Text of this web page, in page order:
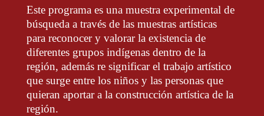
Este programa es una muestra experimental de
búsqueda a través de las muestras artísticas
para reconocer y valorar la existencia de
diferentes grupos indígenas dentro de la
región, además re significar el trabajo artístico
que surge entre los niños y las personas que
quieran aportar a la construcción artística de la
región.